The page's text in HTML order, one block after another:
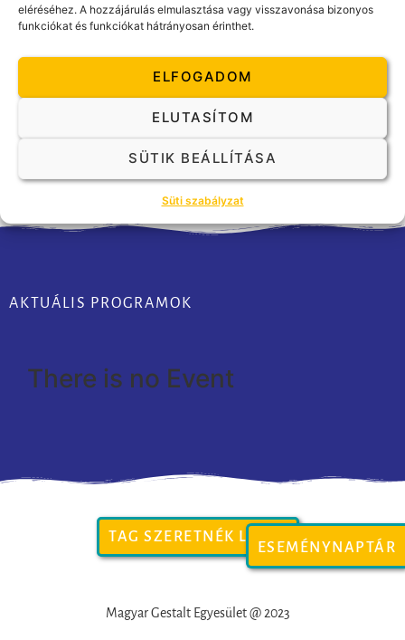
eléréséhez. A hozzájárulás elmulasztása vagy visszavonása bizonyos
funkciókat és funkciókat hátrányosan érinthet.
ELFOGADOM
ELUTASÍTOM
SÜTIK BEÁLLÍTÁSA
Süti szabályzat
ESEMÉNYNAPTÁR
zajlanak.
A Covid időszak alatt a személyes részvétellel zajló rendezvényeket
egyelőre szüneteltetjük.
Facebookon
AKTUÁLIS PROGRAMOK
There is no Event
TAG SZERETNÉK LENNI
Magyar Gestalt Egyesület @ 2023